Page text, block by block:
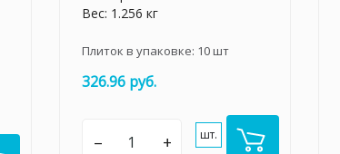
Вес: 1.256 кг
Плиток в упаковке: 10шт
326.96 руб.
– + шт.